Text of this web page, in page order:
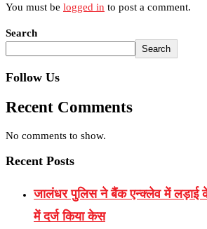
You must be logged in to post a comment.
Search
Search
Follow Us
Recent Comments
No comments to show.
Recent Posts
जालंधर पुलिस ने बैंक एन्क्लेव में लड़ाई के
में दर्ज किया केस